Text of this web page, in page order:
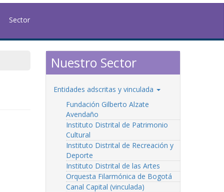
Sector
Nuestro Sector
Entidades adscritas y vinculada
Fundación Gilberto Alzate
Avendaño
Instituto Distrital de Patrimonio
Cultural
Instituto Distrital de Recreación y
Deporte
Instituto Distrital de las Artes
Orquesta Filarmónica de Bogotá
Canal Capital (vinculada)